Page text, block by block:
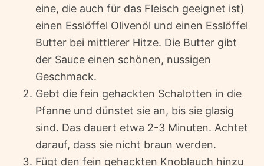
eine, die auch für das Fleisch geeignet ist)
einen Esslöffel Olivenöl und einen Esslöffel
Butter bei mittlerer Hitze. Die Butter gibt
der Sauce einen schönen, nussigen
Geschmack.
Gebt die fein gehackten Schalotten in die
Pfanne und dünstet sie an, bis sie glasig
sind. Das dauert etwa 2-3 Minuten. Achtet
darauf, dass sie nicht braun werden.
Fügt den fein gehackten Knoblauch hinzu